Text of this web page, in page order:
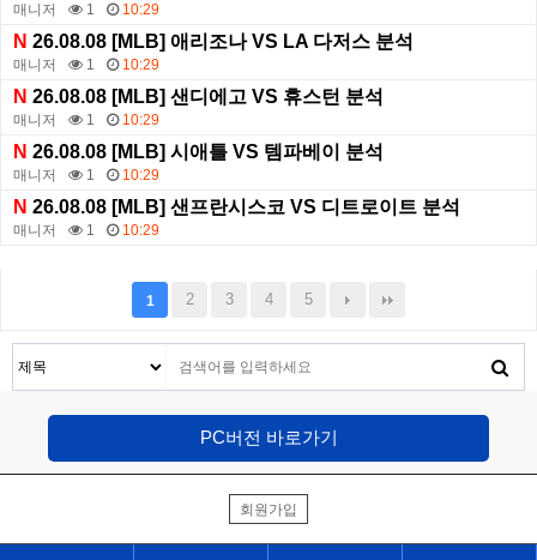
매니저 1 10:29
N 26.08.08 [MLB] 애리조나 VS LA 다저스 분석
매니저 1 10:29
N 26.08.08 [MLB] 샌디에고 VS 휴스턴 분석
매니저 1 10:29
N 26.08.08 [MLB] 시애틀 VS 템파베이 분석
매니저 1 10:29
N 26.08.08 [MLB] 샌프란시스코 VS 디트로이트 분석
매니저 1 10:29
1 2 3 4 5
PC버전 바로가기
회원가입